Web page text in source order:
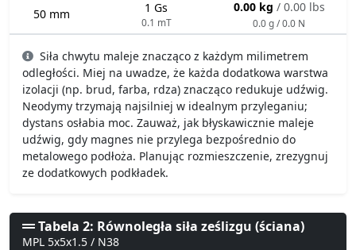
50 mm 1 Gs
0.1 mT
0.00 kg / 0.00 lbs
0.0 g / 0.0 N
Siła chwytu maleje znacząco z każdym milimetrem
odległości. Miej na uwadze, że każda dodatkowa warstwa
izolacji (np. brud, farba, rdza) znacząco redukuje udźwig.
Neodymy trzymają najsilniej w idealnym przyleganiu;
dystans osłabia moc. Zauważ, jak błyskawicznie maleje
udźwig, gdy magnes nie przylega bezpośrednio do
metalowego podłoża. Planując rozmieszczenie, zrezygnuj
ze dodatkowych podkładek.
Tabela 2: Równoległa siła ześlizgu (ściana)
MPL 5x5x1.5 / N38